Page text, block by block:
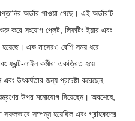
অর্ডার পাওয়া গেছে। এই অর্ডারটি
করে সংযোগ প্লেট, লিফটিং ইয়ার এবং
হয়েছে। এক মাসেরও বেশি সময় ধরে
ফ্রন্ট-লাইন কর্মীরা একত্রিত হয়ে
এবং উৎকর্ষতার জন্য প্রচেষ্টা করেছেন,
উপর মনোযোগ দিয়েছেন। অবশেষে,
সফলভাবে সম্পন্ন হয়েছিল এবং গ্রাহকদের